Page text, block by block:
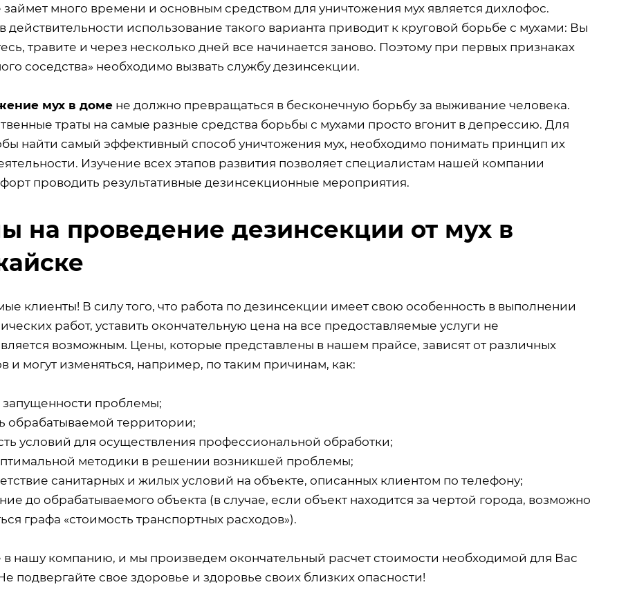
много времени и основным средством для уничтожения мух является дихлофос.
действительности использование такого варианта приводит к круговой борьбе с мухами: Вы
травите и через несколько дней все начинается заново. Поэтому при первых признаках
соседства» необходимо вызвать службу дезинсекции.
мух в доме не должно превращаться в бесконечную борьбу за выживание человека.
траты на самые разные средства борьбы с мухами просто вгонит в депрессию. Для
найти самый эффективный способ уничтожения мух, необходимо понимать принцип их
Изучение всех этапов развития позволяет специалистам нашей компании
проводить результативные дезинсекционные мероприятия.
на проведение дезинсекции от мух в
клиенты! В силу того, что работа по дезинсекции имеет свою особенность в выполнении
работ, уставить окончательную цена на все предоставляемые услуги не
возможным. Цены, которые представлены в нашем прайсе, зависят от различных
и могут изменяться, например, по таким причинам, как:
запущенности проблемы;
обрабатываемой территории;
условий для осуществления профессиональной обработки;
методики в решении возникшей проблемы;
санитарных и жилых условий на объекте, описанных клиентом по телефону;
до обрабатываемого объекта (в случае, если объект находится за чертой города, возможно
графа «стоимость транспортных расходов»).
в нашу компанию, и мы произведем окончательный расчет стоимости необходимой для Вас
подвергайте свое здоровье и здоровье своих близких опасности!